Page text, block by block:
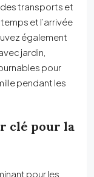
transports et
et l’arrivée
également
jardin,
pour
pendant les
clé pour la
pour les